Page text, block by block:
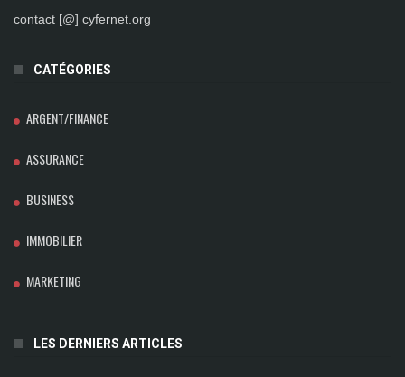
contact [@] cyfernet.org
CATÉGORIES
ARGENT/FINANCE
ASSURANCE
BUSINESS
IMMOBILIER
MARKETING
LES DERNIERS ARTICLES